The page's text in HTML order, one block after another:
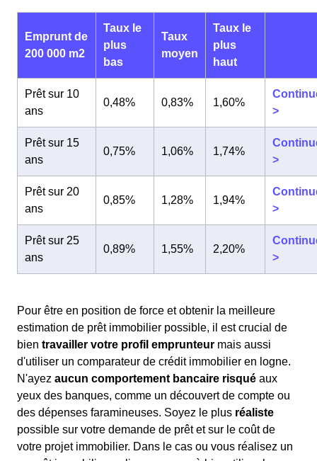
Emprunt de
200 000 m2
Taux le
plus
bas
Taux
moyen
Taux le
plus
haut
Prêt sur 10
ans
0,48% 0,83% 1,60%
>
Prêt sur 15
ans
0,75% 1,06% 1,74%
>
Prêt sur 20
ans
0,85% 1,28% 1,94%
>
Prêt sur 25
ans
0,89% 1,55% 2,20%
>
Pour être en position de force et obtenir la meilleure
estimation de prêt immobilier possible, il est crucial de
bien travailler votre profil emprunteur mais aussi
d'utiliser un comparateur de crédit immobilier en logne.
N'ayez aucun comportement bancaire risqué aux
yeux des banques, comme un découvert de compte ou
des dépenses faramineuses. Soyez le plus réaliste
possible sur votre demande de prêt et sur le coût de
votre projet immobilier. Dans le cas ou vous réalisez un